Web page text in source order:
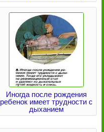
Иногда после рождения
ребенок имеет трудности с
дыханием